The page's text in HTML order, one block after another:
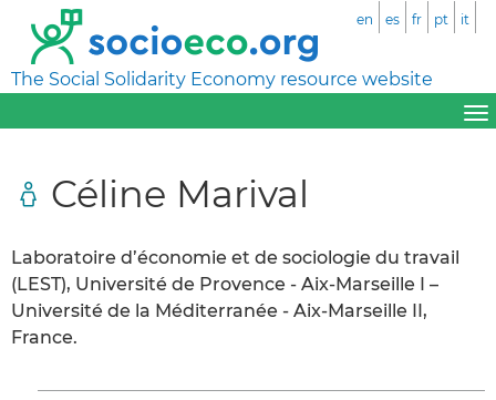
The Social Solidarity Economy resource website
en es fr pt it
Céline Marival
Laboratoire d’économie et de sociologie du travail
(LEST), Université de Provence - Aix-Marseille I –
Université de la Méditerranée - Aix-Marseille II,
France.